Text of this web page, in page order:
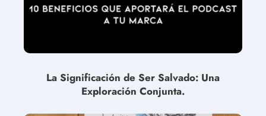
La Significación de Ser Salvado: Una
Exploración Conjunta.